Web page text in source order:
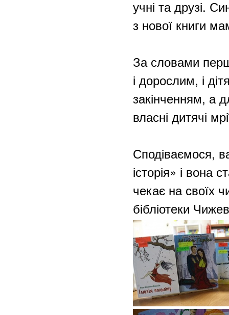
учні та друзі.
з нової книги
За словами
і дорослим, і
закінченням, а
власні дитячі
Сподіваємося,
історія» і
чекає на своїх
бібліотеки